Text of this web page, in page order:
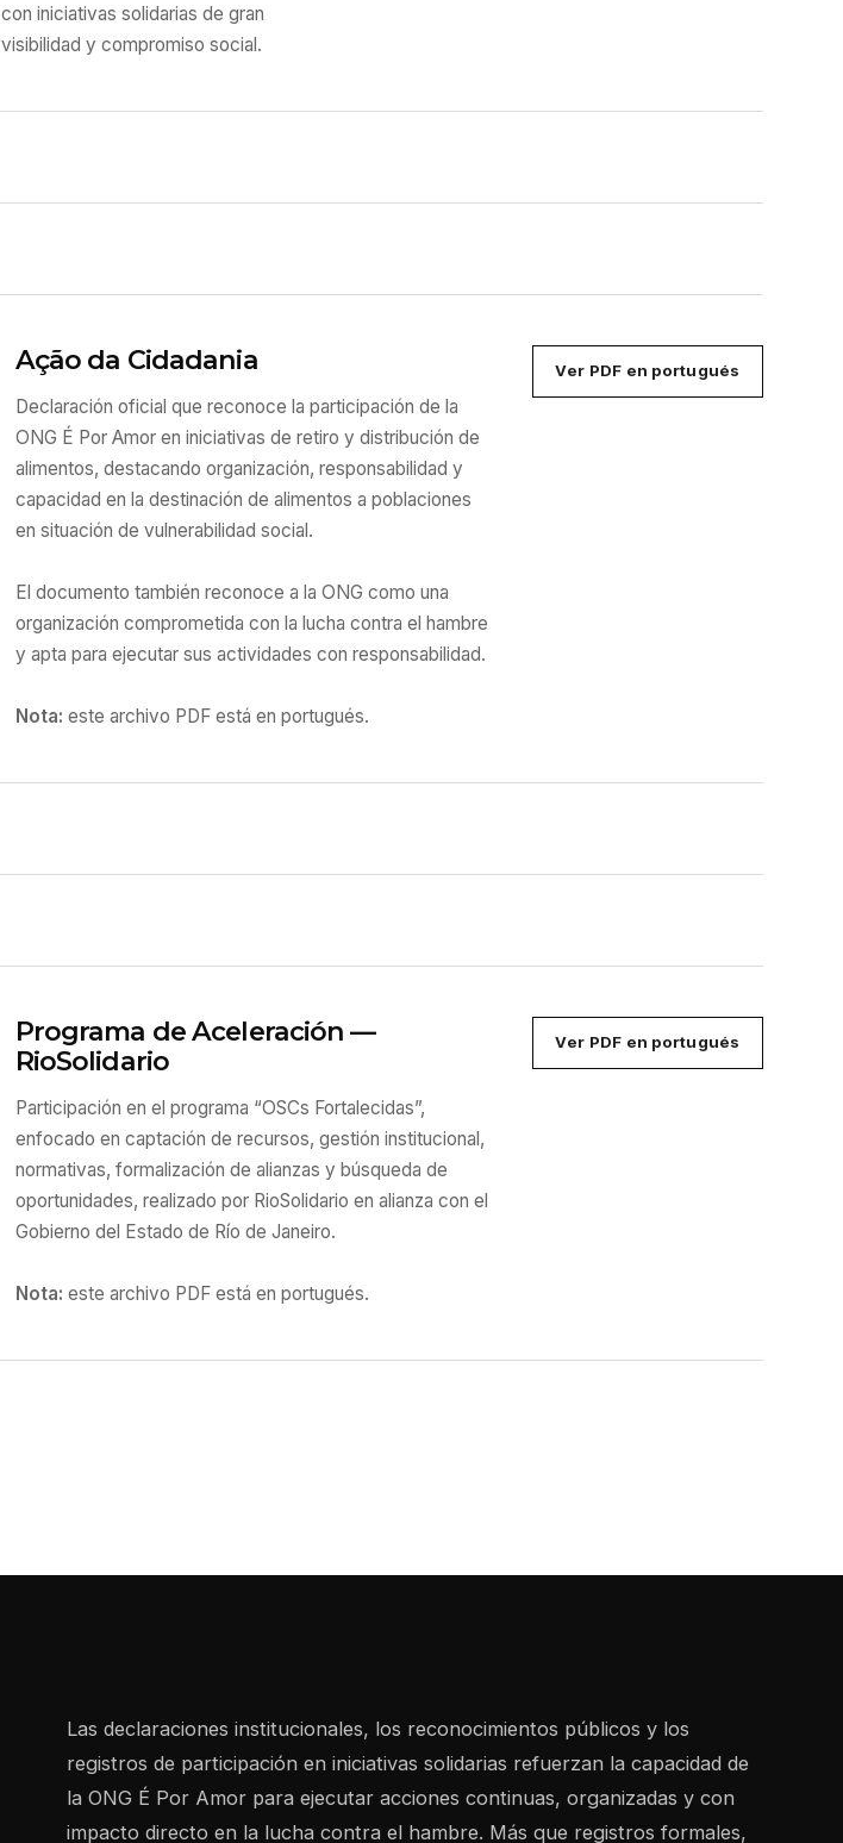
con iniciativas solidarias de gran
visibilidad y compromiso social.
Ação da Cidadania
Declaración oficial que reconoce la participación de la
ONG É Por Amor en iniciativas de retiro y distribución de
alimentos, destacando organización, responsabilidad y
capacidad en la destinación de alimentos a poblaciones
en situación de vulnerabilidad social.
El documento también reconoce a la ONG como una
organización comprometida con la lucha contra el hambre
y apta para ejecutar sus actividades con responsabilidad.
Nota: este archivo PDF está en portugués.
Ver PDF en portugués
Programa de Aceleración —
RioSolidario
Participación en el programa “OSCs Fortalecidas”,
enfocado en captación de recursos, gestión institucional,
normativas, formalización de alianzas y búsqueda de
oportunidades, realizado por RioSolidario en alianza con el
Gobierno del Estado de Río de Janeiro.
Nota: este archivo PDF está en portugués.
Ver PDF en portugués
Las declaraciones institucionales, los reconocimientos públicos y los
registros de participación en iniciativas solidarias refuerzan la capacidad de
la ONG É Por Amor para ejecutar acciones continuas, organizadas y con
impacto directo en la lucha contra el hambre. Más que registros formales,